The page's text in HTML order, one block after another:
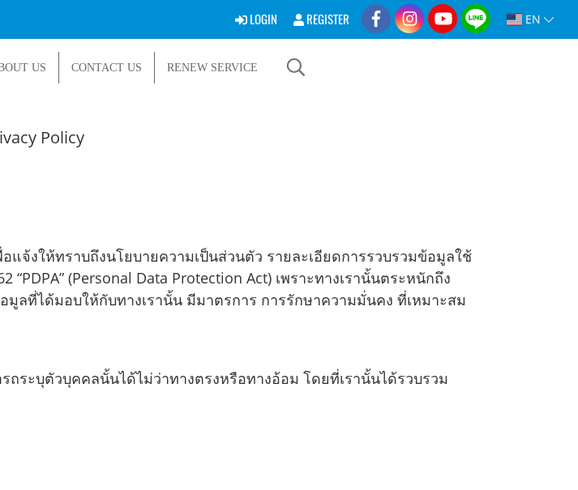
LOGIN REGISTER EN
US CONTACT US RENEW SERVICE
Policy
แจ้งให้ทราบถึงนโยบายความเป็นส่วนตัว รายละเอียดการรวบรวมข้อมูลใช้
(Personal Data Protection Act) เพราะทางเรานั้นตระหนักถึง
ลที่ได้มอบให้กับทางเรานั้น มีมาตรการ การรักษาความมั่นคง ที่เหมาะสม
ระบุตัวบุคคลนั้นได้ไม่ว่าทางตรงหรือทางอ้อม โดยที่เรานั้นได้รวบรวม